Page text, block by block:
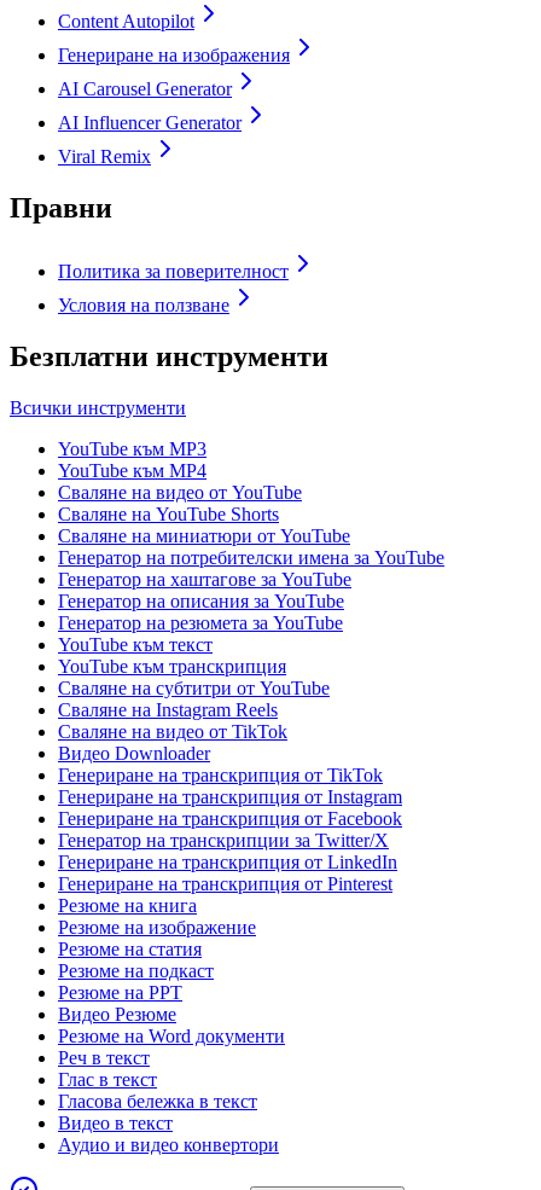
Content Autopilot
Генериране на изображения
AI Carousel Generator
AI Influencer Generator
Viral Remix
Правни
Политика за поверителност
Условия на ползване
Безплатни инструменти
Всички инструменти
YouTube към MP3
YouTube към MP4
Сваляне на видео от YouTube
Сваляне на YouTube Shorts
Сваляне на миниатюри от YouTube
Генератор на потребителски имена за YouTube
Генератор на хаштагове за YouTube
Генератор на описания за YouTube
Генератор на резюмета за YouTube
YouTube към текст
YouTube към транскрипция
Сваляне на субтитри от YouTube
Сваляне на Instagram Reels
Сваляне на видео от TikTok
Видео Downloader
Генериране на транскрипция от TikTok
Генериране на транскрипция от Instagram
Генериране на транскрипция от Facebook
Генератор на транскрипции за Twitter/X
Генериране на транскрипция от LinkedIn
Генериране на транскрипция от Pinterest
Резюме на книга
Резюме на изображение
Резюме на статия
Резюме на подкаст
Резюме на PPT
Видео Резюме
Резюме на Word документи
Реч в текст
Глас в текст
Гласова бележка в текст
Видео в текст
Аудио и видео конвертори